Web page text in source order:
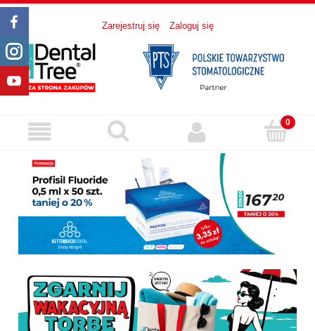
Zarejestruj się Zaloguj się